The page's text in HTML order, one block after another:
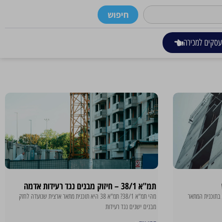
חיפוש
עסקים למכירה
החלופות בתוכנית המתאר
תמ"א 38/1 – חיזוק מבנים נגד רעידות אדמה
מהי תמ"א 38/1? תמ"א 38 היא תוכנית מתאר ארצית שנועדה לחזק
מבנים ישנים נגד רעידות